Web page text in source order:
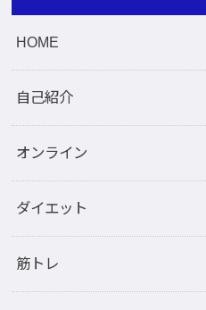
HOME
自己紹介
オンライン
ダイエット
筋トレ